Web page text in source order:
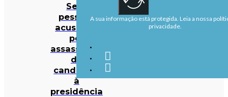
Sete
pessoas
acusadas
por
assassinato
de
candidato
à
presidência
A sua informação está protegida. Leia a nossa
privacidade.